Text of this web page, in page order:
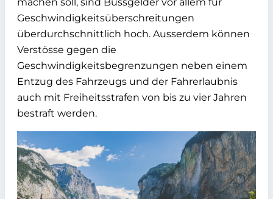
Geschwindigkeitsüberschreitungen
überdurchschnittlich hoch. Ausserdem können
Verstösse gegen die
Geschwindigkeitsbegrenzungen neben einem
Entzug des Fahrzeugs und der Fahrerlaubnis
auch mit Freiheitsstrafen von bis zu vier Jahren
bestraft werden.